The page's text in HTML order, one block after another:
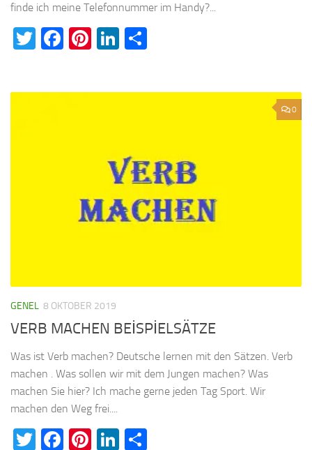
finde ich meine Telefonnummer im Handy?...
Twitter
Facebook
Pinterest
LinkedIn
0
GENEL 8 OKTOBER 2019
VERB MACHEN BEİSPİELSÄTZE
Was ist Verb machen? Deutsche lernen mit den Sätzen. Verb
machen . Was sollen wir mit dem Jungen machen? Was
machen Sie hier? Ich mache gerne jeden Tag Sport. Wir
machen den Weg frei....
Twitter
Facebook
Pinterest
LinkedIn